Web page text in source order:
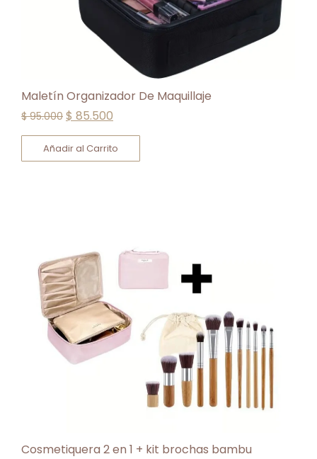
Maletín Organizador De Maquillaje
$95.000 $ 85.500
Añadir al Carrito
Cosmetiquera 2 en 1 + kit brochas bambu